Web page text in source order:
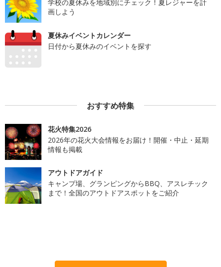
学校の夏休みを地域別にチェック！夏レジャーを計
画しよう
夏休みイベントカレンダー
日付から夏休みのイベントを探す
おすすめ特集
花火特集2026
2026年の花火大会情報をお届け！開催・中止・延期
情報も掲載
アウトドアガイド
キャンプ場、グランピングからBBQ、アスレチック
まで！全国のアウトドアスポットをご紹介